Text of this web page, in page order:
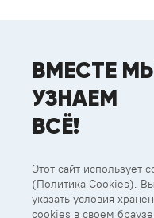
ВМЕСТЕ МЫ
УЗНАЕМ
ВСЁ!
Этот сайт использует
(Политика Cookies).
указать условия
cookies в своем